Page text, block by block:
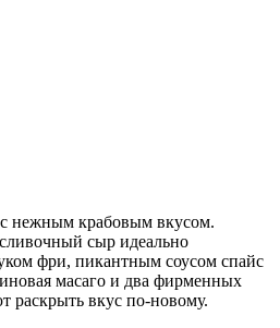
нежным крабовым вкусом.
сыр идеально
фри, пикантным соусом спайс
масаго и два фирменных
раскрыть вкус по-новому.